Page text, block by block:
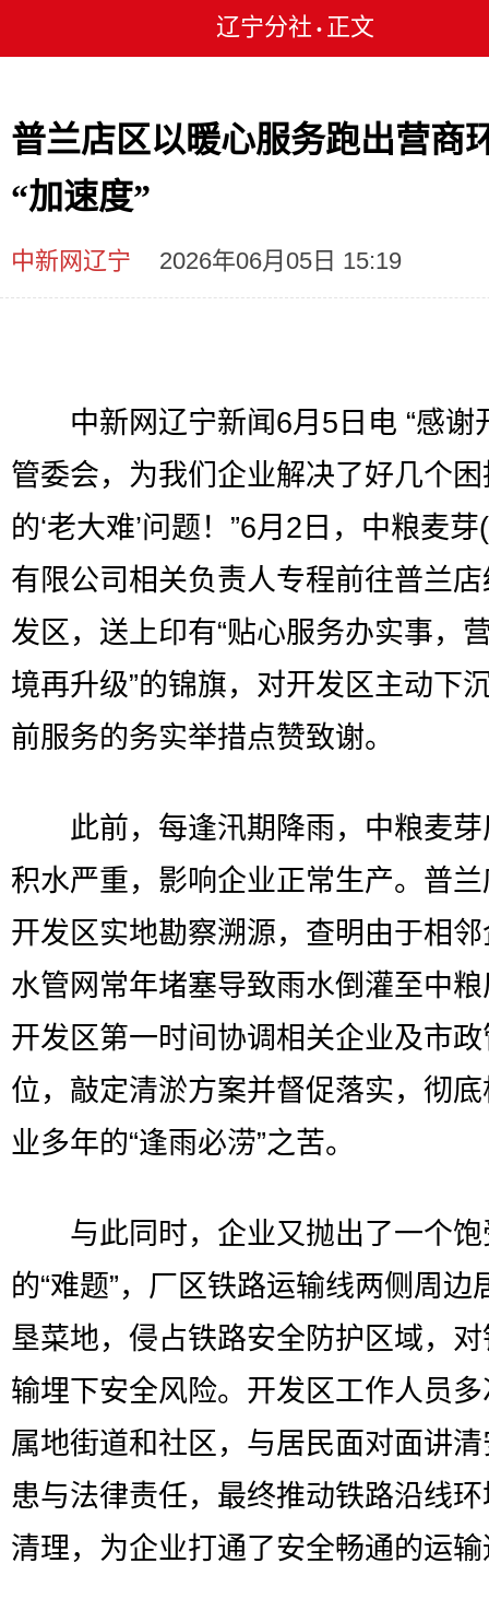
辽宁分社 • 正文
普兰店区以暖心服务跑出营商
“加速度”
中新网辽宁 2026年06月05日 15:19
中新网辽宁新闻6月5日电 “感谢
管委会，为我们企业解决了好几个
的‘老大难’问题！”6月2日，中粮麦
有限公司相关负责人专程前往普兰
发区，送上印有“贴心服务办实事，
境再升级”的锦旗，对开发区主动下
前服务的务实举措点赞致谢。
此前，每逢汛期降雨，中粮麦芽
积水严重，影响企业正常生产。普
开发区实地勘察溯源，查明由于相
水管网常年堵塞导致雨水倒灌至中
开发区第一时间协调相关企业及市
位，敲定清淤方案并督促落实，彻
业多年的“逢雨必涝”之苦。
与此同时，企业又抛出了一个饱
的“难题”，厂区铁路运输线两侧周边
垦菜地，侵占铁路安全防护区域，
输埋下安全风险。开发区工作人员
属地街道和社区，与居民面对面讲
患与法律责任，最终推动铁路沿线
清理，为企业打通了安全畅通的运